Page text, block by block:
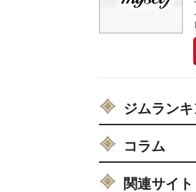
ジムラン
コラム
関連サイト